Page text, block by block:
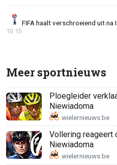
FIFA haalt verschroeiend uit na
10:15
Meer sportnieuws
Ploegleider
Niewiadoma
Vollering reageert
Niewiadoma